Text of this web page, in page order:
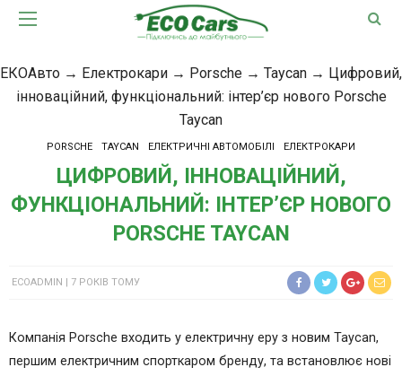
ЕКОАвто → Електрокари → Porsche → Taycan → Цифровий,
інноваційний, функціональний: інтер’єр нового Porsche
Taycan
PORSCHE TAYCAN ЕЛЕКТРИЧНІ АВТОМОБІЛІ ЕЛЕКТРОКАРИ
ЦИФРОВИЙ, ІННОВАЦІЙНИЙ,
ФУНКЦІОНАЛЬНИЙ: ІНТЕР’ЄР НОВОГО
PORSCHE TAYCAN
ECOADMIN 7 РОКІВ ТОМУ
Компанія Porsche входить у електричну еру з новим Taycan,
першим електричним спорткаром бренду, та встановлює нові